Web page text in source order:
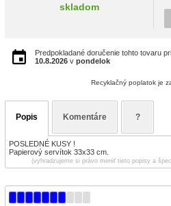
skladom
Predpokladané doručenie tohto tovaru
10.8.2026 v pondelok
Recyklačný poplatok je
Popis Komentáre ?
POSLEDNÉ KUSY !
Papierový servítok 33x33 cm.
(vyhradzujeme si právo meniť tieto popisy a